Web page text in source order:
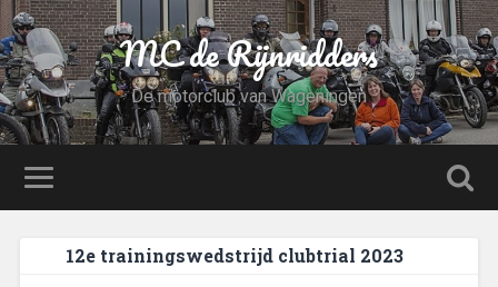
MC de Rijnridders
De motorclub van Wageningen
12e trainingswedstrijd clubtrial 2023